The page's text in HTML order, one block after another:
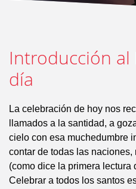
Introducción al
día
La celebración de hoy nos
llamados a la santidad, a
cielo con esa muchedumbre
contar de todas las
(como dice la primera lectura
Celebrar a todos los santos